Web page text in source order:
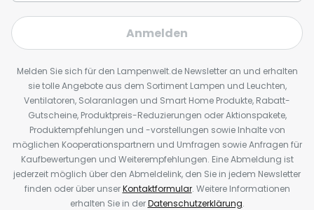
Anmelden
Melden Sie sich für den Lampenwelt.de Newsletter an und erhalten
sie tolle Angebote aus dem Sortiment Lampen und Leuchten,
Ventilatoren, Solaranlagen und Smart Home Produkte, Rabatt-
Gutscheine, Produktpreis-Reduzierungen oder Aktionspakete,
Produktempfehlungen und -vorstellungen sowie Inhalte von
möglichen Kooperationspartnern und Umfragen sowie Anfragen für
Kaufbewertungen und Weiterempfehlungen. Eine Abmeldung ist
jederzeit möglich über den Abmeldelink, den Sie in jedem Newsletter
finden oder über unserKontaktformular. Weitere Informationen
erhalten Sie in derDatenschutzerklärung.